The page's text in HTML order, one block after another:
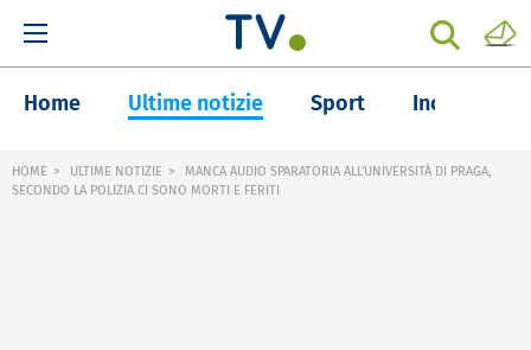
Home Ultime notizie Sport Inchieste
HOME ULTIME NOTIZIE
MANCA AUDIO SPARATORIA ALL'UNIVERSITÀ DI PRAGA,
SECONDO LA POLIZIA CI SONO MORTI E FERITI